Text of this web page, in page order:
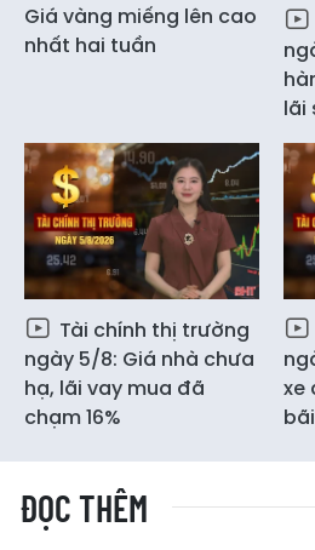
Giá vàng miếng lên cao
nhất hai tuần
lãi
Tài chính thị trường
ngày 5/8: Giá nhà chưa
hạ, lãi vay mua đã
chạm 16%
xe
ĐỌC THÊM